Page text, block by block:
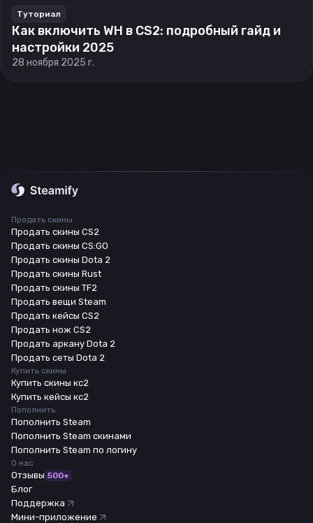
Туториал
Как включить WH в CS2: подробный гайд и
настройки 2025
28 ноября 2025 г.
Продать скины
Продать скины CS2
Продать скины CS:GO
Продать скины Dota 2
Продать скины Rust
Продать скины TF2
Продать вещи Steam
Продать кейсы CS2
Продать нож CS2
Продать аркану Dota 2
Продать сеты Dota 2
Купить скины
Купить скины кс2
Купить кейсы кс2
Пополнить
Пополнить Steam
Пополнить Steam скинами
Пополнить Steam по логину
О нас
Отзывы 500+
Блог
Поддержка
Мини-приложение